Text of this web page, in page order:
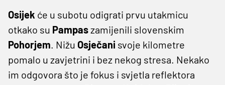
Osijek će u subotu odigrati prvu utakmicu
otkako su Pampaszamijenili slovenskim
Pohorjem. Nižu Osječani svoje kilometre
pomalo u zavjetrini i bez nekog stresa. Nekako
im odgovora što je fokus i svjetla reflektora